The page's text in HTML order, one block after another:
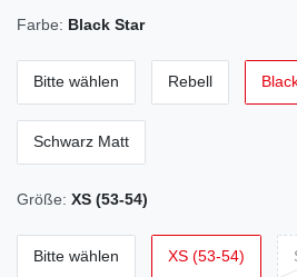
Farbe: Black Star
Bitte wählen Rebell
Schwarz Matt
Größe: XS (53-54)
Bitte wählen XS (53-54)